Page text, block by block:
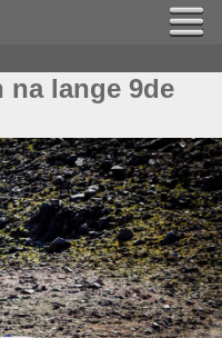
na lange 9de